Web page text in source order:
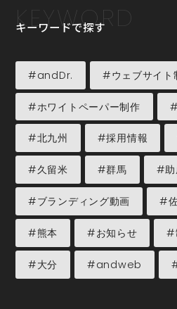
KEYWORD
キーワードで探す
#andDr. #ウェブサイト
#ホワイトペーパー制作
#北九州 #採用情報
#久留米 #群馬 #助
#ブランディング動画 #
#熊本 #お知らせ #
#大分 #andweb